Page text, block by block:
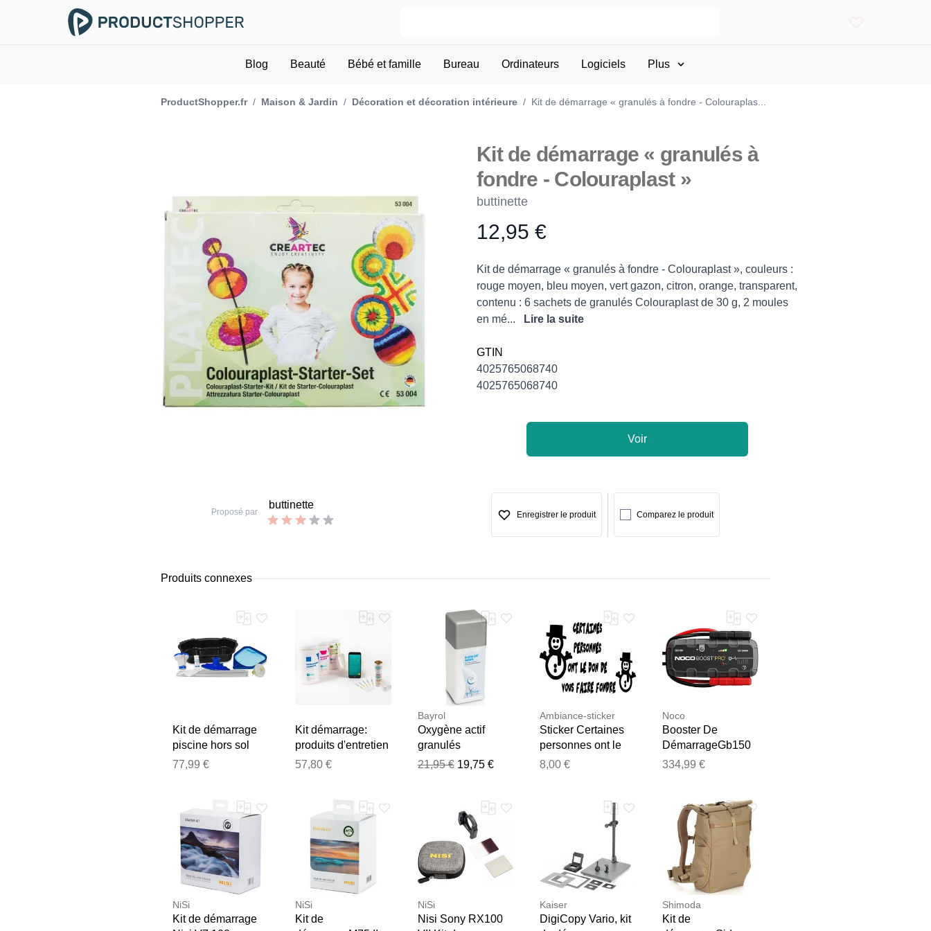
Blog Beauté Bébé et famille Bureau Ordinateurs Logiciels Plus
ProductShopper.fr / Maison & Jardin / Décoration et décoration intérieure / Kit de démarrage « granulés à fondre - Colouraplas...
Kit de démarrage « granulés à
fondre - Colouraplast »
buttinette
Product information
12,95 €
Description
Kit de démarrage « granulés à fondre - Colouraplast », couleurs :
rouge moyen, bleu moyen, vert gazon, citron, orange, transparent,
contenu : 6 sachets de granulés Colouraplast de 30 g, 2 moules
en mé...
Lire la suite
GTIN
4025765068740
4025765068740
Voir
Proposé par
buttinette
Enregistrer le produit Comparez le produit
Produits connexes
Kit de démarrage
piscine hors sol
77,99 €
Kit démarrage:
produits d'entretien
IOPOOL
57,80 €
Bayrol
Oxygène actif
granulés
spaSpaTime
21,95 € 19,75 €
Ambiance-sticker
Sticker Certaines
personnes ont le
don de vous faire
8,00 €
Noco
Booster De
DémarrageGb150
3000a
334,99 €
NiSi
Kit de démarrage
NiSi
Kit de
NiSi
Nisi Sony RX100
Kaiser
DigiCopy Vario, kit
Shimoda
Kit de
Merci pour votre avis